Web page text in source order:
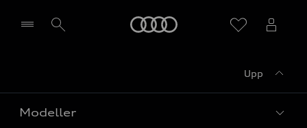
Upp
Modeller